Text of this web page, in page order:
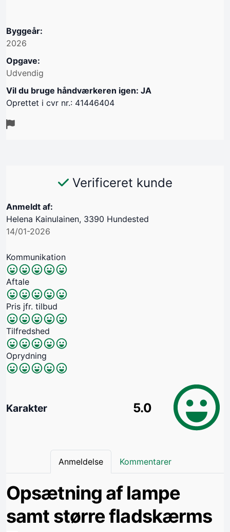
Byggeår:
2026
Opgave:
Udvendig
Vil du bruge håndværkeren igen: JA
Oprettet i cvr nr.: 41446404
Verificeret kunde
Anmeldt af:
Helena Kainulainen, 3390 Hundested
14/01-2026
Kommunikation
Aftale
Pris jfr. tilbud
Tilfredshed
Oprydning
Karakter 5.0
Anmeldelse Kommentarer
Opsætning af lampe
samt større fladskærms